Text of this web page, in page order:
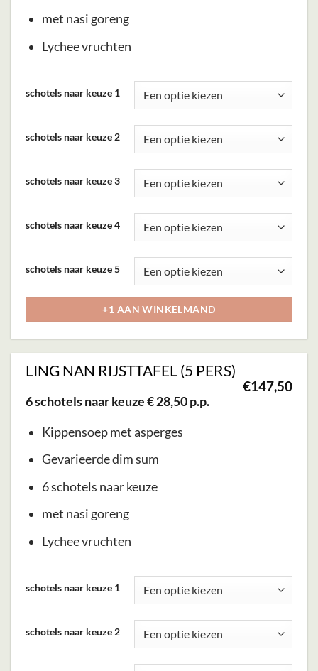
met nasi goreng
Lychee vruchten
product
meerdere
Deze
kan
de
productpagina
schotels naar keuze 1
schotels naar keuze 2
schotels naar keuze 3
schotels naar keuze 4
schotels naar keuze 5
+1 AAN WINKELMAND
LING NAN RIJSTTAFEL (5 PERS)
€147,50
6 schotels naar keuze € 28,50 p.p.
Kippensoep met asperges
Gevarieerde dim sum
6 schotels naar keuze
met nasi goreng
Lychee vruchten
product
meerdere
schotels naar keuze 1
schotels naar keuze 2